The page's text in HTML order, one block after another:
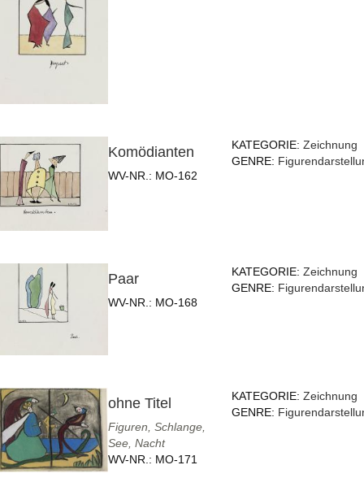
Komödianten
WV-NR.: MO-162
KATEGORIE:Zeichnung
GENRE:
Paar
WV-NR.: MO-168
KATEGORIE:Zeichnung
GENRE:
ohne Titel
Figuren, Schlange,
See, Nacht
WV-NR.: MO-171
KATEGORIE:Zeichnung
GENRE: